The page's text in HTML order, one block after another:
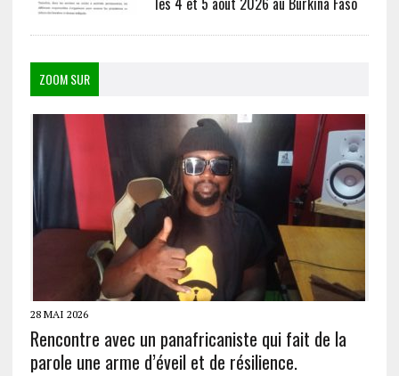
ZOOM SUR
28 MAI 2026
Rencontre avec un panafricaniste qui fait de la
parole une arme d’éveil et de résilience.